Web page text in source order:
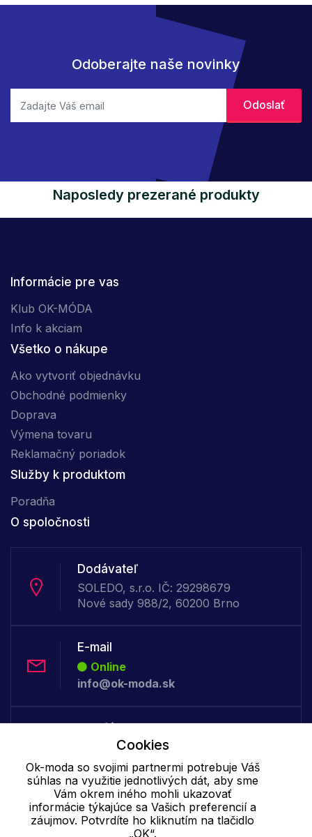
Odoberajte naše novinky
Naposledy prezerané produkty
Informácie pre vas
Klub OK-MÓDA
Info k akciam
Všetko o nákupe
Ako vytvoriť objednávku
Obchodné podmienky
Doprava
Výmena tovaru
Reklamačný poriadok
Služby k produktom
Poradňa
O spoločnosti
Dodávateľ
SOLEDO, s.r.o. IČ: 29298679
Nové sady 988/2, 60200 Brno
E-mail
Online
info@ok-moda.sk
Telefón:
Offline
+421 277 278 079
Cookie - podrobné nastavenie| Ďalšie informácie|Spracovanie
osobných údajov
Cookies
Ok-moda so svojimi partnermi potrebuje Váš
súhlas na využitie jednotlivých dát, aby sme
Vám okrem iného mohli ukazovať
informácie týkajúce sa Vašich preferencií a
záujmov. Potvrdíte ho kliknutím na tlačidlo
„OK“.